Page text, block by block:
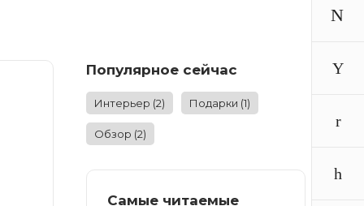
Популярное сейчас
Интерьер (2) Подарки (1)
Обзор (2)
Самые читаемые